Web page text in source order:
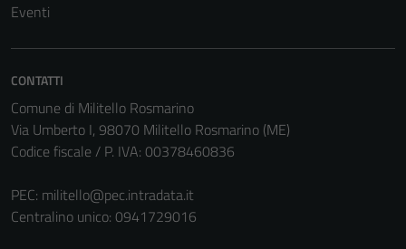
Eventi
CONTATTI
Comune di Militello Rosmarino
Via Umberto I, 98070 Militello Rosmarino (ME)
Codice fiscale / P. IVA: 00378460836
PEC: militello@pec.intradata.it
Centralino unico: 0941729016